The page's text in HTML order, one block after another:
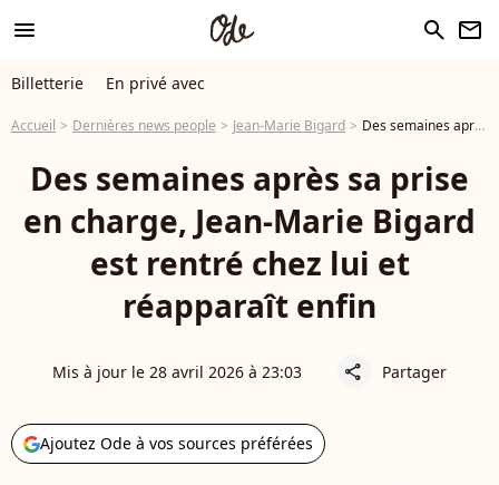
menu search newsletter
Billetterie En privé avec
Accueil Dernières news people Jean-Marie Bigard Des semaines après sa prise en charge, Jean-Marie Bigard est rentré chez lui et réapparaît enfin
Des semaines après sa prise
en charge, Jean-Marie Bigard
est rentré chez lui et
réapparaît enfin
Mis à jour le 28 avril 2026 à 23:03 share Partager
Ajoutez Ode à vos sources préférées